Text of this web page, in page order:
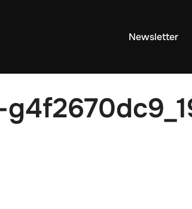
Newsletter